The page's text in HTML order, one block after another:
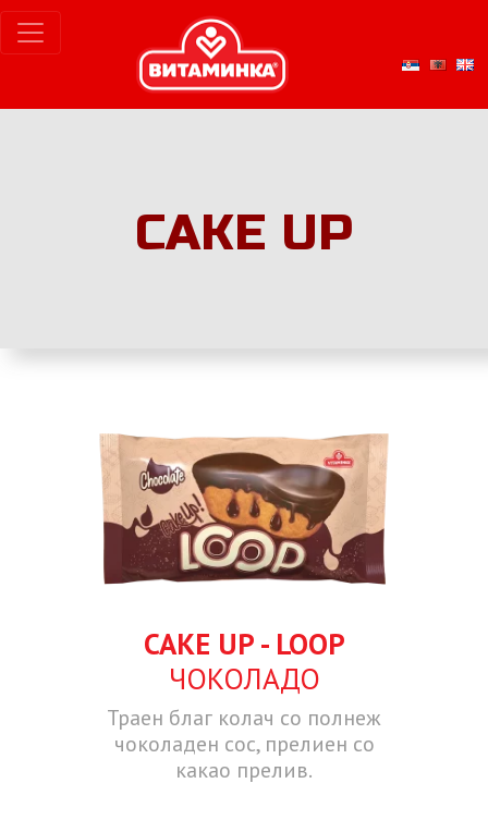
CAKE UP
CAKE UP - LOOP
ЧОКОЛАДО
Траен благ колач со полнеж
чоколаден сос, прелиен со
какао прелив.